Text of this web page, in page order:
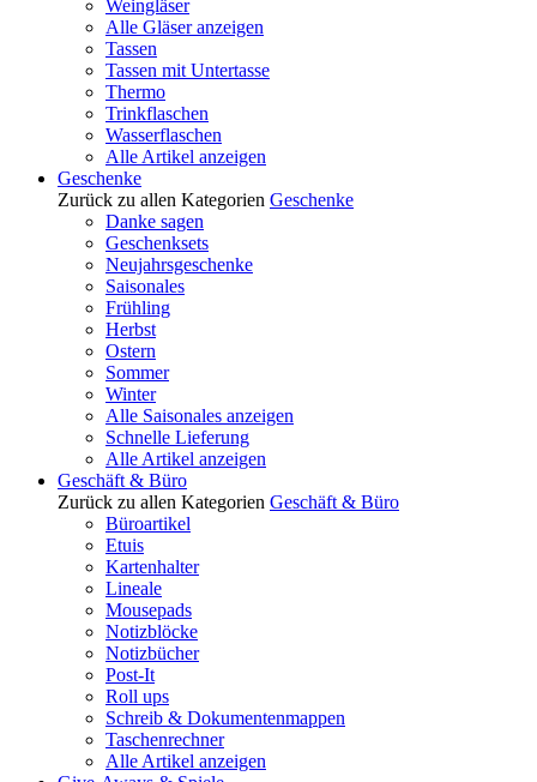
Weingläser
Alle Gläser anzeigen
Tassen
Tassen mit Untertasse
Thermo
Trinkflaschen
Wasserflaschen
Alle Artikel anzeigen
Geschenke
Zurück zu allen Kategorien Geschenke
Danke sagen
Geschenksets
Neujahrsgeschenke
Saisonales
Frühling
Herbst
Ostern
Sommer
Winter
Alle Saisonales anzeigen
Schnelle Lieferung
Alle Artikel anzeigen
Geschäft & Büro
Zurück zu allen Kategorien Geschäft & Büro
Büroartikel
Etuis
Kartenhalter
Lineale
Mousepads
Notizblöcke
Notizbücher
Post-It
Roll ups
Schreib & Dokumentenmappen
Taschenrechner
Alle Artikel anzeigen